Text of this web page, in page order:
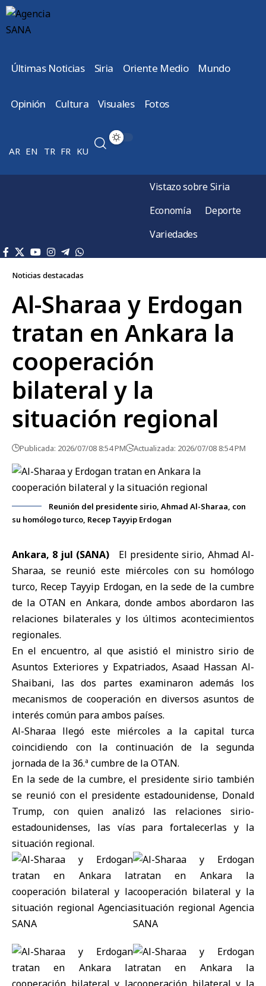
Últimas Noticias Siria Oriente Medio Mundo
Opinión Cultura Visuales Fotos
AR EN TR FR KU
Vistazo sobre Siria
Economía
Deporte
Variedades
Noticias destacadas
Al-Sharaa y Erdogan
tratan en Ankara la
cooperación
bilateral y la
situación regional
Publicada: 2026/07/08 8:54 PM Actualizada: 2026/07/08 8:54 PM
Reunión del presidente sirio, Ahmad Al-Sharaa, con
su homólogo turco, Recep Tayyip Erdogan
Ankara, 8 jul (SANA) El presidente sirio, Ahmad Al-
Sharaa, se reunió este miércoles con su homólogo
turco, Recep Tayyip Erdogan, en la sede de lacumbre
de la OTAN en Ankara, donde ambos abordaron las
relaciones bilaterales y los últimos acontecimientos
regionales.
En el encuentro, al que asistió el ministro sirio de
Asuntos Exteriores y Expatriados, Asaad Hassan Al-
Shaibani, las dos partes examinaron además los
mecanismos de cooperación en diversos asuntos de
interés común para ambos países.
Al-Sharaa llegó este miércoles a la capital turca
coincidiendo con la continuación de la segunda
jornada de la 36.ª cumbre de la OTAN.
En la sede de la cumbre, el presidente sirio también
se reunió con el presidente estadounidense, Donald
Trump, con quien analizó las relaciones sirio-
estadounidenses, las vías para fortalecerlas y la
situación regional.